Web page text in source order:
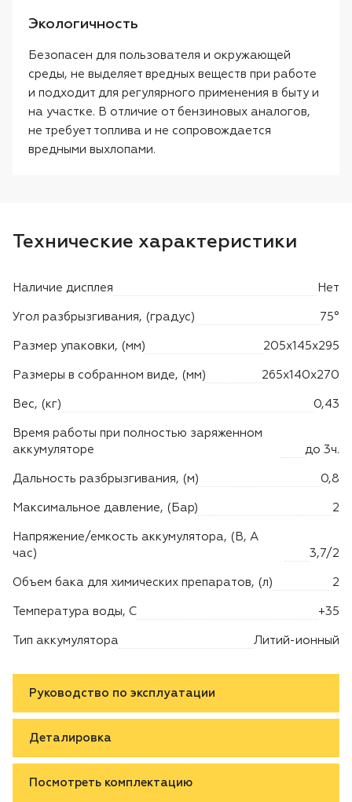
Экологичность
Безопасен для пользователя и окружающей
среды, не выделяет вредных веществ при работе
и подходит для регулярного применения в быту и
на участке. В отличие от бензиновых аналогов,
не требует топлива и не сопровождается
вредными выхлопами.
Технические характеристики
Наличие дисплея Нет
Угол разбрызгивания, (градус) 75°
Размер упаковки, (мм) 205х145х295
Размеры в собранном виде, (мм) 265х140х270
Вес, (кг) 0,43
Время работы при полностью заряженном
аккумуляторе
до 3ч.
Дальность разбрызгивания, (м) 0,8
Максимальное давление, (Бар) 2
Напряжение/емкость аккумулятора, (В, А
час)
3,7/2
Объем бака для химических препаратов, (л) 2
Температура воды, C +35
Тип аккумулятора Литий-ионный
Руководство по эксплуатации
Деталировка
Посмотреть комплектацию